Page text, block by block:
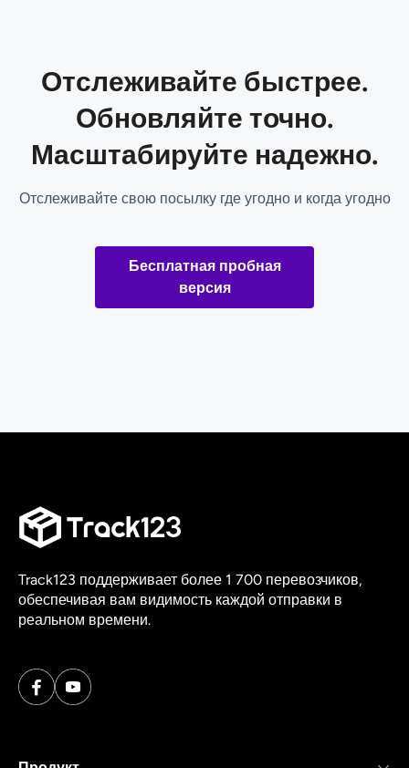
Отслеживайте быстрее.
Обновляйте точно.
Масштабируйте надежно.
Отслеживайте свою посылку где угодно и когда угодно
Бесплатная пробная
версия
Track123 поддерживает более 1 700 перевозчиков,
обеспечивая вам видимость каждой отправки в
реальном времени.